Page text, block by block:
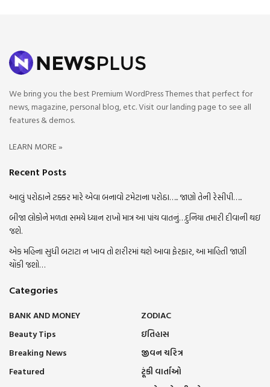
We bring you the best Premium WordPress Themes that perfect for
news, magazine, personal blog, etc. Visit our landing page to see all
features & demos.
LEARN MORE »
Recent Posts
આલું પરોઠાને ટક્કર મારે એવા બનાવો ટમેટાના પરોઠા….. જાણો તેની રેસીપી…..
બીજા લોકોને મળતા સમયે ધ્યાન રાખો માત્ર આ પાંચ વાતનું…દુનિયા તમારી દીવાની થઇ
જશે.
એક મહિના સુધી બટાટા ન ખાવ તો શરીરમાં થશે આવા ફેરફાર, આ માહિતી જાણી
ચોંકી જશો…
Categories
BANK AND MONEY
Beauty Tips
Breaking News
Featured
ZODIAC
ઇતિહાસ
જીવન ચરિત્ર
ટૂંકી વાર્તાઓ